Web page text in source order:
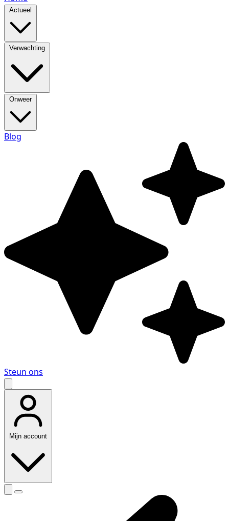
Actueel
Verwachting
Onweer
Blog
Steun ons
Mijn account